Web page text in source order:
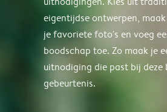
eigentijdse ontwerpen,
je favoriete foto's en voeg
boodschap toe. Zo maak je
uitnodiging die past bij deze
gebeurtenis.